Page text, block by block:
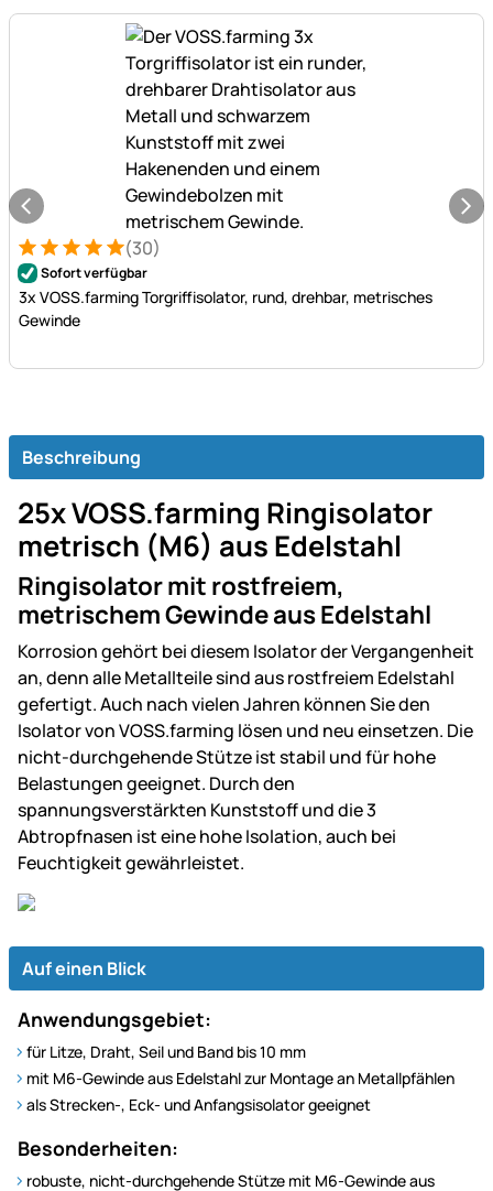
Bewertung: 5 von 5 (30 Bewertungen)
30 Bewertungen
(30)
Sofort verfügbar
3x VOSS.farming Torgriffisolator, rund, drehbar, metrisches
Gewinde
Beschreibung
25x VOSS.farming Ringisolator
metrisch (M6) aus Edelstahl
Ringisolator mit rostfreiem,
metrischem Gewinde aus Edelstahl
Korrosion gehört bei diesem Isolator der Vergangenheit
an, denn alle Metallteile sind aus rostfreiem Edelstahl
gefertigt. Auch nach vielen Jahren können Sie den
Isolator von VOSS.farming lösen und neu einsetzen. Die
nicht-durchgehende Stütze ist stabil und für hohe
Belastungen geeignet. Durch den
spannungsverstärkten Kunststoff und die 3
Abtropfnasen ist eine hohe Isolation, auch bei
Feuchtigkeit gewährleistet.
Auf einen Blick
Anwendungsgebiet:
für Litze, Draht, Seil und Band bis 10 mm
mit M6-Gewinde aus Edelstahl zur Montage an Metallpfählen
als Strecken-, Eck- und Anfangsisolator geeignet
Besonderheiten:
robuste, nicht-durchgehende Stütze mit M6-Gewinde aus